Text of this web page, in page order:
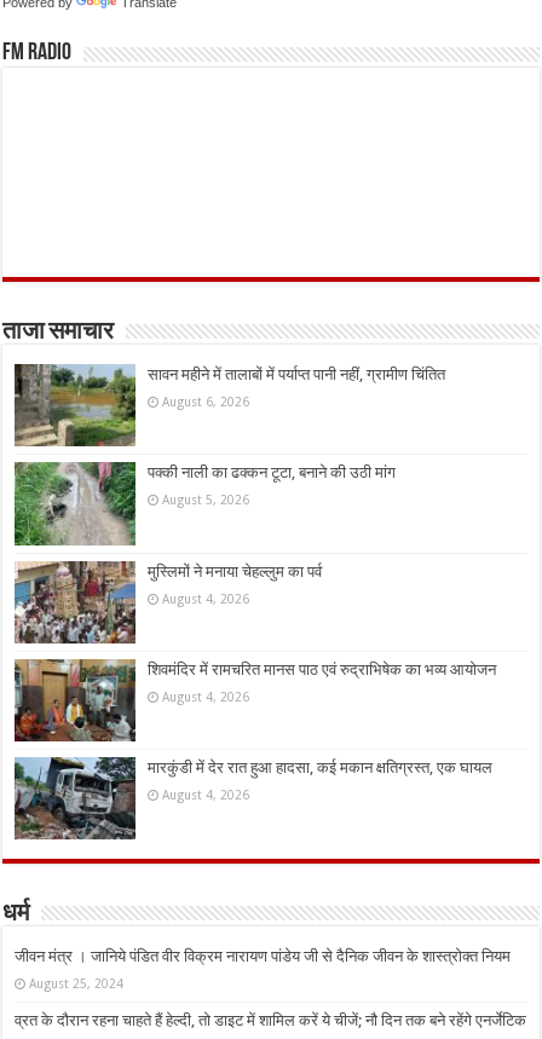
FM Radio
ताजा समाचार
सावन महीने में तालाबों में पर्याप्त पानी नहीं, ग्रामीण चिंतित
August 6, 2026
पक्की नाली का ढक्कन टूटा, बनाने की उठी मांग
August 5, 2026
मुस्लिमों ने मनाया चेहल्लुम का पर्व
August 4, 2026
शिवमंदिर में रामचरित मानस पाठ एवं रुद्राभिषेक का भव्य आयोजन
August 4, 2026
मारकुंडी में देर रात हुआ हादसा, कई मकान क्षतिग्रस्त, एक घायल
August 4, 2026
धर्म
जीवन मंत्र । जानिये पंडित वीर विक्रम नारायण पांडेय जी से दैनिक जीवन के शास्त्रोक्त नियम
August 25, 2024
व्रत के दौरान रहना चाहते हैं हेल्दी, तो डाइट में शामिल करें ये चीजें; नौ दिन तक बने रहेंगे एनर्जेटिक